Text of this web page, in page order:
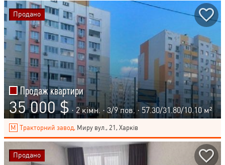
Продаж квартири
35 000 $ · 2 кімн. ·3/9пов. · 57.30/31.80/10.10 м²
Тракторний завод, Миру вул., 21, Харків
Продано
Продано